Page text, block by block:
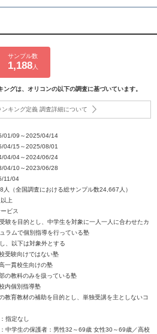
サンプル数
1,188人
グは、オリコンの以下の調査に基づいています。
ンキング定義 調査詳細について
01/09～2025/04/14
04/15～2025/08/01
04/04～2024/06/24
04/10～2023/06/28
11/04
人（全国調査における総サンプル数24,667人）
上
ビス
験を目的とし、中学生を対象に一人一人に合わせたカ
ラムで個別指導を行っている塾
、以下は対象外とする
受験向けではない塾
一貫校生向けの塾
の教科のみを扱っている塾
内個別指導塾
教育教材の補助を目的とし、単独受講を主としないコ
指定なし
中学生の保護者：男性32～69歳 女性30～69歳／高校